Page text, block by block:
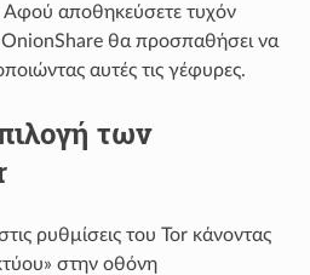
αποθηκεύσετε τυχόν
θα προσπαθήσει να
αυτές τις γέφυρες.
των
ρυθμίσεις του Tor κάνοντας
στην οθόνη